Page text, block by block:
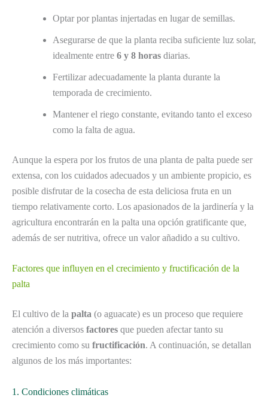
Optar por plantas injertadas en lugar de semillas.
Asegurarse de que la planta reciba suficiente luz solar,
idealmente entre 6 y 8 horas diarias.
Fertilizar adecuadamente la planta durante la
temporada de crecimiento.
Mantener el riego constante, evitando tanto el exceso
como la falta de agua.
Aunque la espera por los frutos de una planta de palta puede ser
extensa, con los cuidados adecuados y un ambiente propicio, es
posible disfrutar de la cosecha de esta deliciosa fruta en un
tiempo relativamente corto. Los apasionados de la jardinería y la
agricultura encontrarán en la palta una opción gratificante que,
además de ser nutritiva, ofrece un valor añadido a su cultivo.
Factores que influyen en el crecimiento y fructificación de la
palta
El cultivo de la palta (o aguacate) es un proceso que requiere
atención a diversos factores que pueden afectar tanto su
crecimiento como su fructificación. A continuación, se detallan
algunos de los más importantes:
1. Condiciones climáticas